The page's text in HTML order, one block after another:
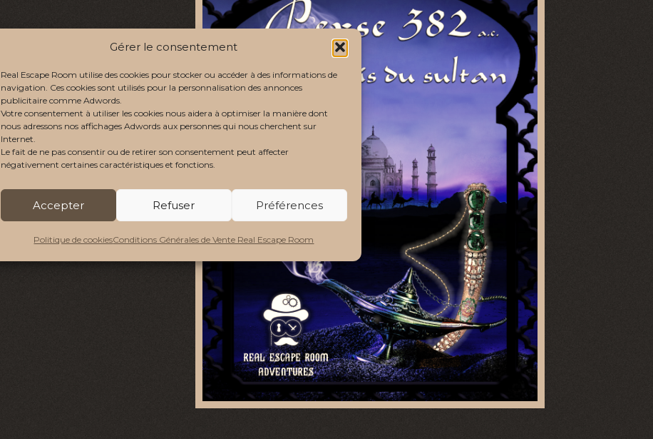
Gérer le consentement
Real Escape Room utilise des cookies pour stocker ou accéder à des informations de
navigation. Ces cookies sont utilisés pour la personnalisation des annonces
publicitaire comme Adwords.
Votre consentement à utiliser les cookies nous aidera à optimiser la manière dont
nous adressons nos affichages Adwords aux personnes qui nous cherchent sur
Internet.
Le fait de ne pas consentir ou de retirer son consentement peut affecter
négativement certaines caractéristiques et fonctions.
Accepter Refuser Préférences
Politique de cookiesConditions Générales de Vente Real Escape Room